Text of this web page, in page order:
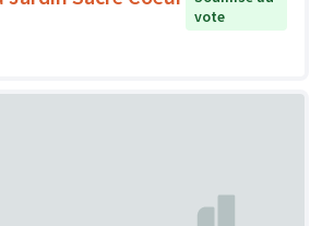
vote